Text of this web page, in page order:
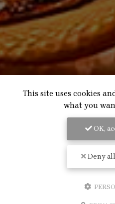
This site uses cookies
what you
OK,
Deny